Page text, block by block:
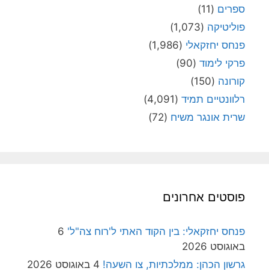
ספרים (11)
פוליטיקה (1,073)
פנחס יחזקאלי (1,986)
פרקי לימוד (90)
קורונה (150)
רלוונטיים תמיד (4,091)
שרית אונגר משיח (72)
פוסטים אחרונים
פנחס יחזקאלי: בין הקוד האתי ל'רוח צה"ל' 6
באוגוסט 2026
גרשון הכהן: ממלכתיות, צו השעה! 4 באוגוסט 2026